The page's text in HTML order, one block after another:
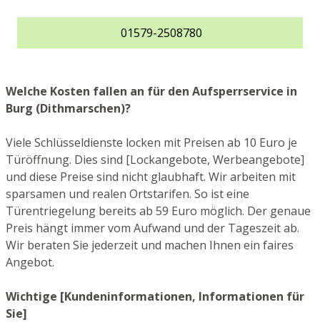
01579-2508780
Welche Kosten fallen an für den Aufsperrservice in
Burg (Dithmarschen)?
Viele Schlüsseldienste locken mit Preisen ab 10 Euro je
Türöffnung. Dies sind [Lockangebote, Werbeangebote]
und diese Preise sind nicht glaubhaft. Wir arbeiten mit
sparsamen und realen Ortstarifen. So ist eine
Türentriegelung bereits ab 59 Euro möglich. Der genaue
Preis hängt immer vom Aufwand und der Tageszeit ab.
Wir beraten Sie jederzeit und machen Ihnen ein faires
Angebot.
Wichtige [Kundeninformationen, Informationen für
Sie]